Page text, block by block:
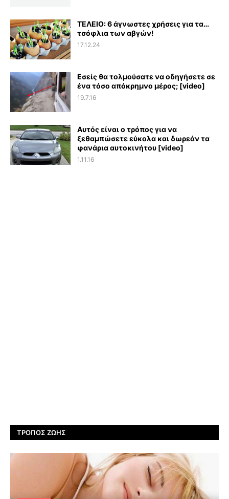
ΤΕΛΕΙΟ: 6 άγνωστες χρήσεις για τα…
τσόφλια των αβγών!
17.12.24
Εσείς θα τολμούσατε να οδηγήσετε σε
ένα τόσο απόκρημνο μέρος; [video]
19.7.16
Αυτός είναι ο τρόπος για να
ξεθαμπώσετε εύκολα και δωρεάν τα
φανάρια αυτοκινήτου [video]
1.11.16
ΤΡΌΠΟΣ ΖΩΉΣ